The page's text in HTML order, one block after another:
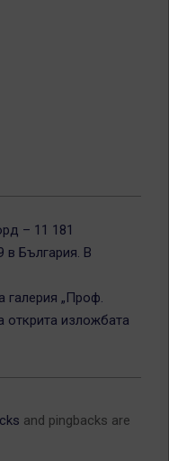
– 11 181
в България. В
галерия „Проф.
открита изложбата
and pingbacks are